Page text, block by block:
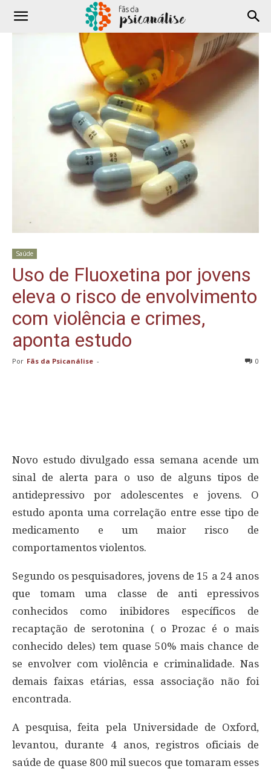
Saúde
Uso de Fluoxetina por jovens
eleva o risco de envolvimento
com violência e crimes,
aponta estudo
Por Fãs da Psicanálise - 0
Novo estudo divulgado essa semana acende um
sinal de alerta para o uso de alguns tipos de
antidepressivo por adolescentes e jovens. O
estudo aponta uma correlação entre esse tipo de
medicamento e um maior risco de
comportamentos violentos.
Segundo os pesquisadores, jovens de 15 a 24 anos
que tomam uma classe de anti epressivos
conhecidos como inibidores específicos de
recaptação de serotonina ( o Prozac é o mais
conhecido deles) tem quase 50% mais chance de
se envolver com violência e criminalidade. Nas
demais faixas etárias, essa associação não foi
encontrada.
A pesquisa, feita pela Universidade de Oxford,
levantou, durante 4 anos, registros oficiais de
saúde de quase 800 mil suecos que tomaram esses